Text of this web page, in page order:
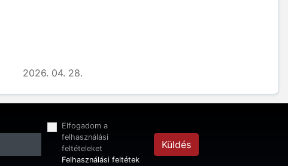
2026. 04. 28.
Elfogadom a
felhasználási
feltételeket
Felhasználási feltétek
Küldés